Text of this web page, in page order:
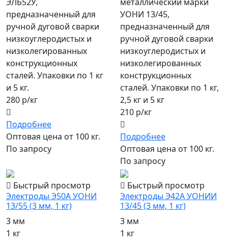
предназначенный для
ручной дуговой сварки
низкоуглеродистых и
низколегированных
конструкционных
сталей. Упаковки по 1 кг
и 5 кг.
280 р/кг
Подробнее
Оптовая цена от 100 кг.
По запросу
УОНИ 13/45,
предназначенный для
ручной дуговой сварки
низкоуглеродистых и
низколегированных
конструкционных
сталей. Упаковки по 1 кг,
2,5 кг и 5 кг
210 р/кг
Подробнее
Оптовая цена от 100 кг.
По запросу
Быстрый просмотр
Электроды Э50А УОНИ
13/55 (3 мм, 1 кг)
3 мм
1 кг
Быстрый просмотр
Электроды Э42А УОНИИ
13/45 (3 мм, 1 кг)
3 мм
1 кг